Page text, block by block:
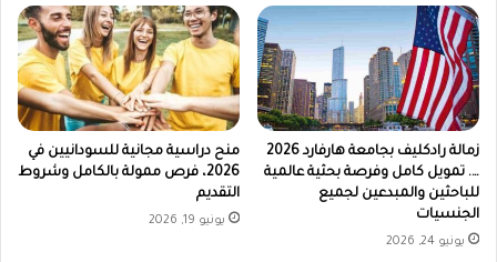
زمالة رادكليف بجامعة هارفارد 2026
…. تمويل كامل وفرصة بحثية عالمية
للباحثين والمبدعين لجميع
الجنسيات
يونيو 24, 2026
منح دراسية مجانية للسودانيين في
2026، فرص ممولة بالكامل وشروط
التقديم
يونيو 19, 2026